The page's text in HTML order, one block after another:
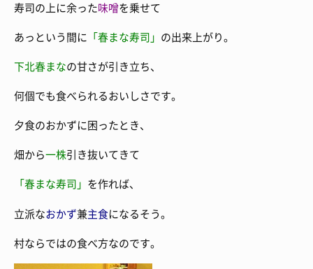
寿司の上に余った味噌を乗せて
あっという間に 「春まな寿司」 の出来上がり。
下北春まなの甘さが引き立ち、
何個でも食べられるおいしさです。
夕食のおかずに困ったとき、
畑から一株引き抜いてきて
「春まな寿司」 を作れば、
立派なおかず兼主食になるそう。
村ならではの食べ方なのです。